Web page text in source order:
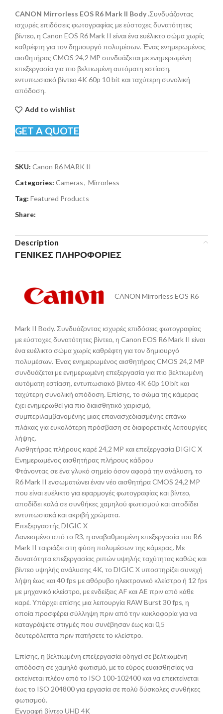
CANON Mirrorless EOS R6 Mark II Body .Συνδυάζοντας
ισχυρές επιδόσεις φωτογραφίας με εύστοχες δυνατότητες
βίντεο, η Canon EOS R6 Mark II είναι ένα ευέλικτο σώμα χωρίς
καθρέφτη για τον δημιουργό πολυμέσων. Ένας ενημερωμένος
αισθητήρας CMOS 24,2 MP συνδυάζεται με ενημερωμένη
επεξεργασία για πιο βελτιωμένη αυτόματη εστίαση,
εντυπωσιακό βίντεο 4K 60p 10 bit και ταχύτερη συνολική
απόδοση.
Add to wishlist
GET A QUOTE
SKU: Canon R6 MARK II
Categories: Cameras, Mirrorless
Tag: Featured Products
Share:
Description
ΓΕΝΙΚΕΣ ΠΛΗΡΟΦΟΡΙΕΣ
CANON Mirrorless EOS R6
Mark II Body. Συνδυάζοντας ισχυρές επιδόσεις φωτογραφίας
με εύστοχες δυνατότητες βίντεο, η Canon EOS R6 Mark II είναι
ένα ευέλικτο σώμα χωρίς καθρέφτη για τον δημιουργό
πολυμέσων. Ένας ενημερωμένος αισθητήρας CMOS 24,2 MP
συνδυάζεται με ενημερωμένη επεξεργασία για πιο βελτιωμένη
αυτόματη εστίαση, εντυπωσιακό βίντεο 4K 60p 10 bit και
ταχύτερη συνολική απόδοση. Επίσης, το σώμα της κάμερας
έχει ενημερωθεί για πιο διαισθητικό χειρισμό,
συμπεριλαμβανομένης μιας επανασχεδιασμένης επάνω
πλάκας για ευκολότερη πρόσβαση σε διαφορετικές λειτουργίες
λήψης.
Αισθητήρας πλήρους καρέ 24,2 MP και επεξεργασία DIGIC X
Ενημερωμένος αισθητήρας πλήρους κάδρου
Φτάνοντας σε ένα γλυκό σημείο όσον αφορά την ανάλυση, το
R6 Mark II ενσωματώνει έναν νέο αισθητήρα CMOS 24,2 MP
που είναι ευέλικτο για εφαρμογές φωτογραφίας και βίντεο,
αποδίδει καλά σε συνθήκες χαμηλού φωτισμού και αποδίδει
εντυπωσιακά και ακριβή χρώματα.
Επεξεργαστής DIGIC X
Δανεισμένο από το R3, η αναβαθμισμένη επεξεργασία του R6
Mark II ταιριάζει στη φύση πολυμέσων της κάμερας. Με
δυνατότητα επεξεργασίας ριπών υψηλής ταχύτητας καθώς και
βίντεο υψηλής ανάλυσης 4K, το DIGIC X υποστηρίζει συνεχή
λήψη έως και 40 fps με αθόρυβο ηλεκτρονικό κλείστρο ή 12 fps
με μηχανικό κλείστρο, με ενδείξεις AF και AE πριν από κάθε
καρέ. Υπάρχει επίσης μια λειτουργία RAW Burst 30 fps, η
οποία προσφέρει σύλληψη πριν από την κυκλοφορία για να
καταγράψετε στιγμές που συνέβησαν έως και 0,5
δευτερόλεπτα πριν πατήσετε το κλείστρο.
Επίσης, η βελτιωμένη επεξεργασία οδηγεί σε βελτιωμένη
απόδοση σε χαμηλό φωτισμό, με το εύρος ευαισθησίας να
εκτείνεται πλέον από το ISO 100-102400 και να επεκτείνεται
έως το ISO 204800 για εργασία σε πολύ δύσκολες συνθήκες
φωτισμού.
Εγγραφή βίντεο UHD 4K